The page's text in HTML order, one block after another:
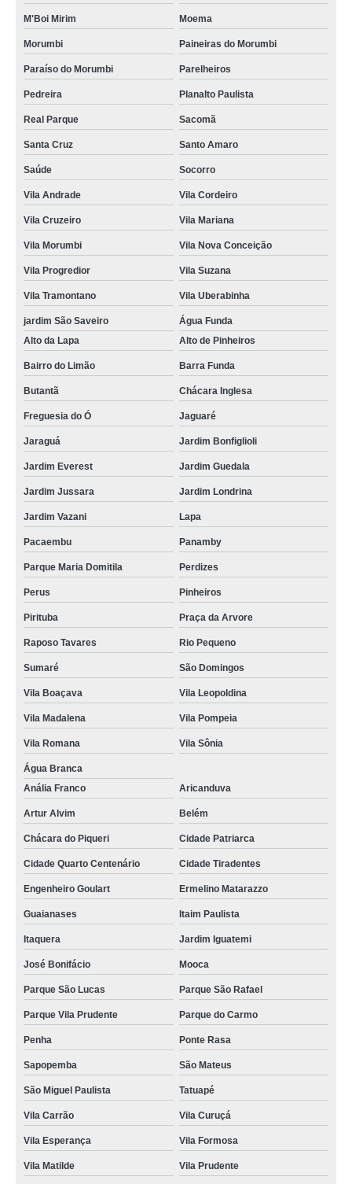
M'Boi Mirim Moema
Morumbi Paineiras do Morumbi
Paraíso do Morumbi Parelheiros
Pedreira Planalto Paulista
Real Parque Sacomã
Santa Cruz Santo Amaro
Saúde Socorro
Vila Andrade Vila Cordeiro
Vila Cruzeiro Vila Mariana
Vila Morumbi Vila Nova Conceição
Vila Progredior Vila Suzana
Vila Tramontano Vila Uberabinha
jardim São Saveiro
Água Funda
Alto da Lapa
Alto de Pinheiros
Bairro do Limão Barra Funda
Butantã Chácara Inglesa
Freguesia do Ó Jaguaré
Jaraguá Jardim Bonfiglioli
Jardim Everest Jardim Guedala
Jardim Jussara Jardim Londrina
Jardim Vazani Lapa
Pacaembu Panamby
Parque Maria Domitila Perdizes
Perus Pinheiros
Pirituba Praça da Arvore
Raposo Tavares Rio Pequeno
Sumaré São Domingos
Vila Boaçava Vila Leopoldina
Vila Madalena Vila Pompeia
Vila Romana Vila Sônia
Água Branca
Anália Franco
Aricanduva
Artur Alvim Belém
Chácara do Piqueri Cidade Patriarca
Cidade Quarto Centenário Cidade Tiradentes
Engenheiro Goulart Ermelino Matarazzo
Guaianases Itaim Paulista
Itaquera Jardim Iguatemi
José Bonifácio Mooca
Parque São Lucas Parque São Rafael
Parque Vila Prudente Parque do Carmo
Penha Ponte Rasa
Sapopemba São Mateus
São Miguel Paulista Tatuapé
Vila Carrão Vila Curuçá
Vila Esperança Vila Formosa
Vila Matilde Vila Prudente